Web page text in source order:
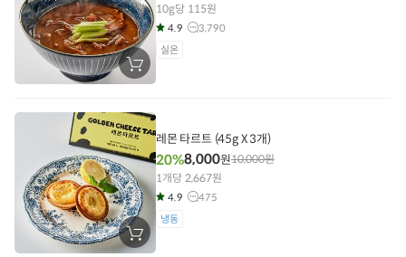
장
바
에
담
기
10g당 115원
4.9
3,790
실온
장
바
레몬 타르트 (45g X 3개)
20%8,000원10,000원
1개당 2,667원
4.9
475
냉동